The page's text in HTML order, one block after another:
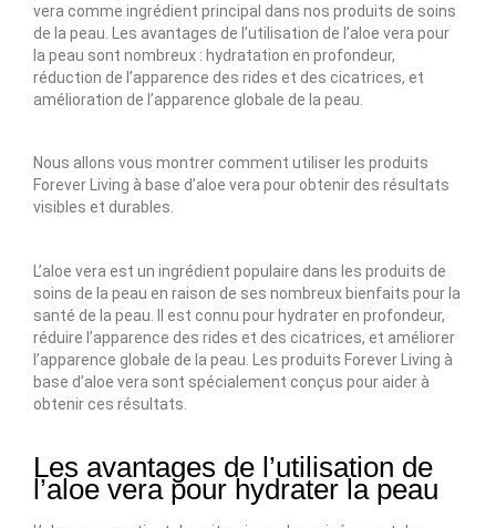
vera comme ingrédient principal dans nos produits de soins
de la peau. Les avantages de l’utilisation de l’aloe vera pour
la peau sont nombreux : hydratation en profondeur,
réduction de l’apparence des rides et des cicatrices, et
amélioration de l’apparence globale de la peau.
Nous allons vous montrer comment utiliser les produits
Forever Living à base d’aloe vera pour obtenir des résultats
visibles et durables.
L’aloe vera est un ingrédient populaire dans les produits de
soins de la peau en raison de ses nombreux bienfaits pour la
santé de la peau. Il est connu pour hydrater en profondeur,
réduire l’apparence des rides et des cicatrices, et améliorer
l’apparence globale de la peau. Les produits Forever Living à
base d’aloe vera sont spécialement conçus pour aider à
obtenir ces résultats.
Les avantages de l’utilisation de
l’aloe vera pour hydrater la peau